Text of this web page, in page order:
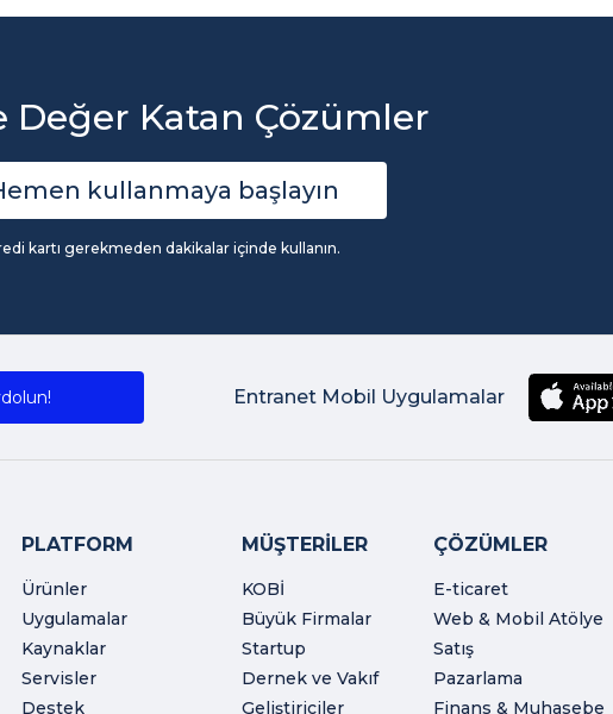
Değer Katan Çözümler
kullanmaya başlayın
kartı gerekmeden dakikalar içinde kullanın.
Entranet Mobil Uygulamalar
PLATFORM
Ürünler
Uygulamalar
Kaynaklar
Servisler
Destek
MÜŞTERİLER
KOBİ
Büyük Firmalar
Startup
Dernek ve Vakıf
Geliştiriciler
ÇÖZÜMLER
E-ticaret
Web & Mobil Atölye
Satış
Pazarlama
Finans & Muhasebe